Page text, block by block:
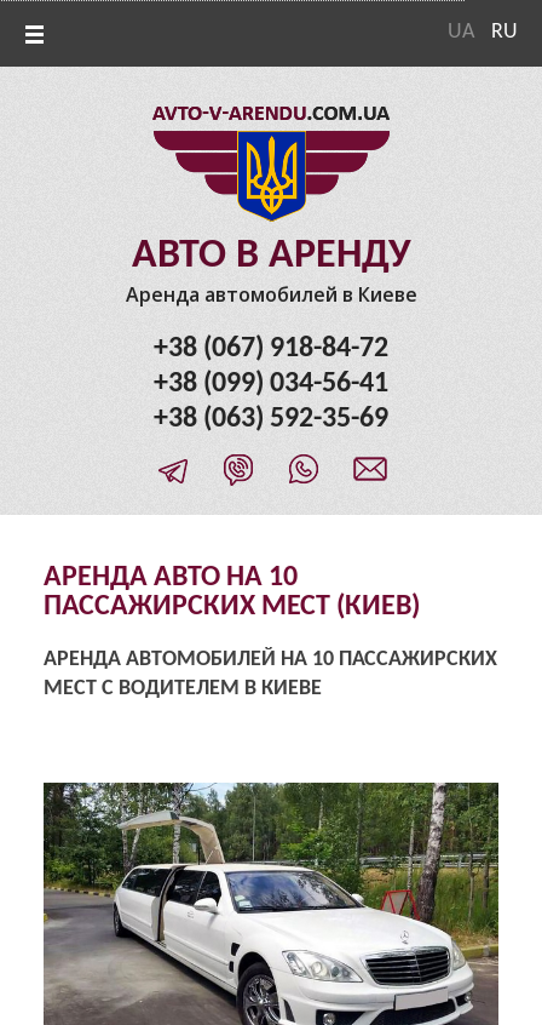
UA RU
АВТО В АРЕНДУ
Аренда автомобилей в Киеве
+38 (067) 918-84-72
+38 (099) 034-56-41
+38 (063) 592-35-69
АРЕНДА АВТО НА 10
ПАССАЖИРСКИХ МЕСТ (КИЕВ)
АРЕНДА АВТОМОБИЛЕЙ НА 10 ПАССАЖИРСКИХ
МЕСТ С ВОДИТЕЛЕМ В КИЕВЕ